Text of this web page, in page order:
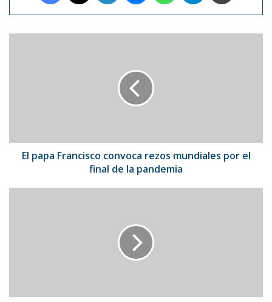
final
El papa Francisco convoca rezos mundiales por el
final de la pandemia
Innovación